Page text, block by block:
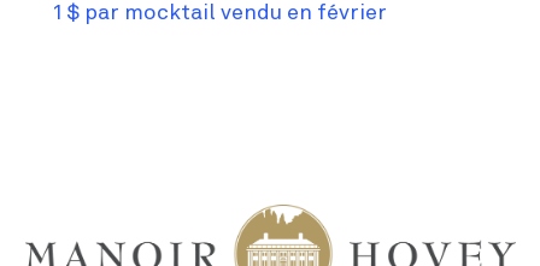
1 $ par mocktail vendu en février